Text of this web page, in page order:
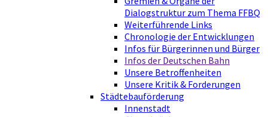
Dialogstruktur zum Thema FFBQ
Weiterführende Links
Chronologie der Entwicklungen
Infos für Bürgerinnen und Bürger
Infos der Deutschen Bahn
Unsere Betroffenheiten
Unsere Kritik & Forderungen
Städtebauförderung
Innenstadt